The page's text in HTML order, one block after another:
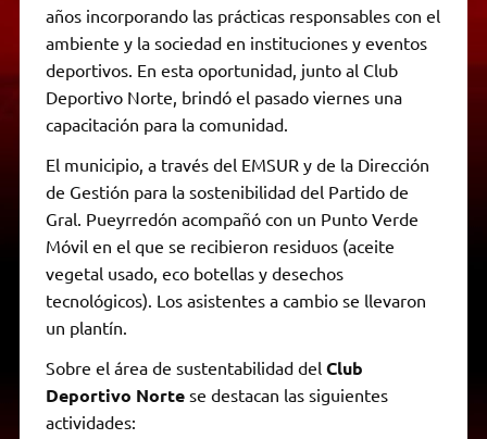
años incorporando las prácticas responsables con el
ambiente y la sociedad en instituciones y eventos
deportivos. En esta oportunidad, junto al Club
Deportivo Norte, brindó el pasado viernes una
capacitación para la comunidad.
El municipio, a través del EMSUR y de la Dirección
de Gestión para la sostenibilidad del Partido de
Gral. Pueyrredón acompañó con un Punto Verde
Móvil en el que se recibieron residuos (aceite
vegetal usado, eco botellas y desechos
tecnológicos). Los asistentes a cambio se llevaron
un plantín.
Sobre el área de sustentabilidad del Club
Deportivo Nortese destacan las siguientes
actividades: